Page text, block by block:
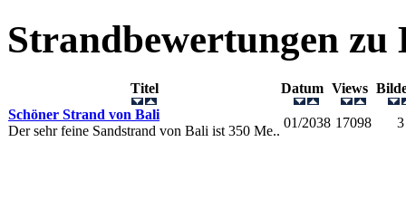
Strandbewertungen zu
Titel Datum Views
Schöner Strand von Bali
Der sehr feine Sandstrand von Bali ist 350 Me..
01/2038 17098 3